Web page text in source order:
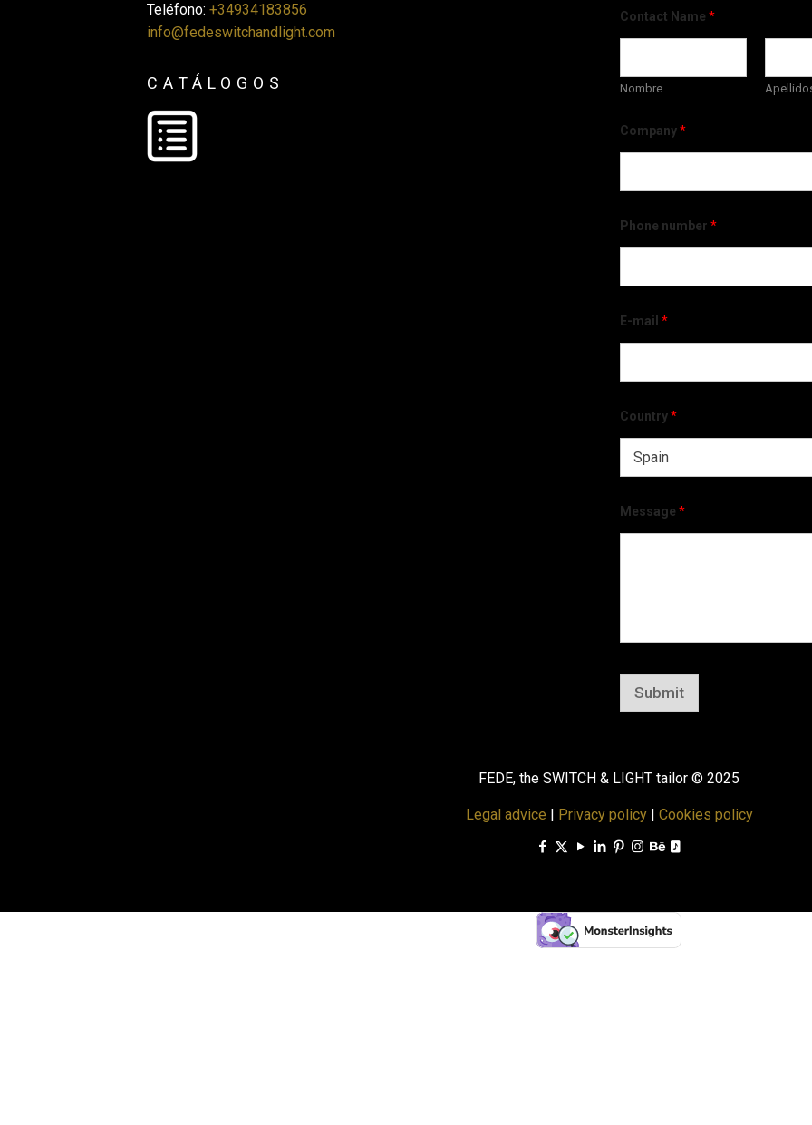
Teléfono: +34934183856
info@fedeswitchandlight.com
CATÁLOGOS
Contact Name *
Nombre
Company*
Phone number *
E-mail *
Country*
Message *
Submit
FEDE, the SWITCH & LIGHT tailor © 2025
Legal advice | Privacy policy| Cookies policy